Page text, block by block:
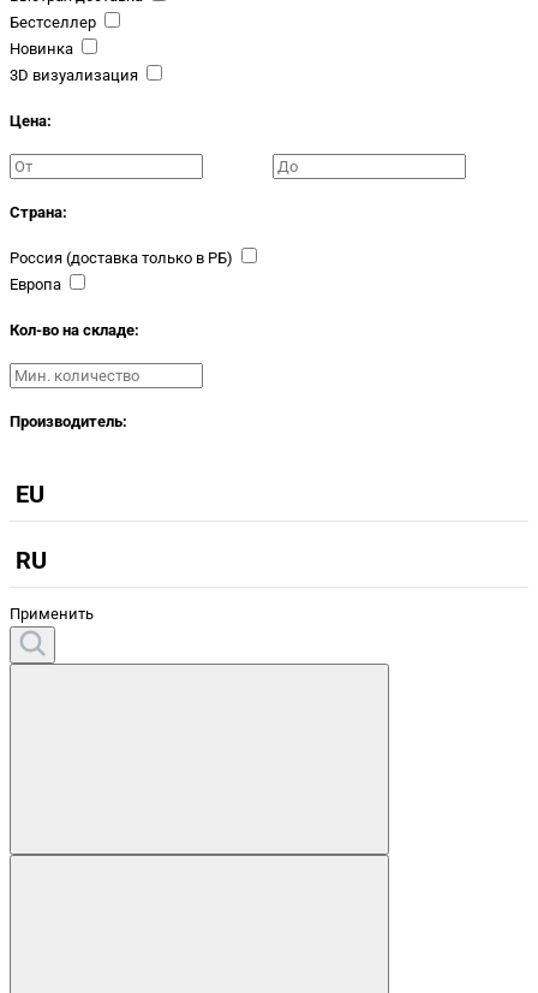
Бестселлер
Новинка
3D визуализация
Цена:
Страна:
Россия (доставка только в РБ)
Европа
Кол-во на складе:
Производитель:
EU
RU
Применить